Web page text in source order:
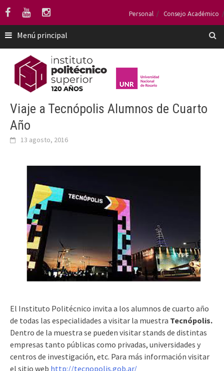
Saltar
contenido
Personal Consejo Académico
Menú principal
Viaje a Tecnópolis Alumnos de Cuarto
Año
13 agosto, 2016
El Instituto Politécnico invita a los alumnos de cuarto año
de todas las especialidades a visitar la muestra Tecnópolis.
Dentro de la muestra se pueden visitar stands de distintas
empresas tanto públicas como privadas, universidades y
centros de investigación, etc. Para más información visitar
el sitio web http://tecnopolis.gob.ar/